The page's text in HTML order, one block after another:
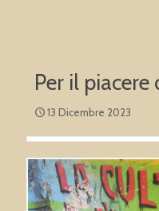
Per il
13 Dicembre 2023